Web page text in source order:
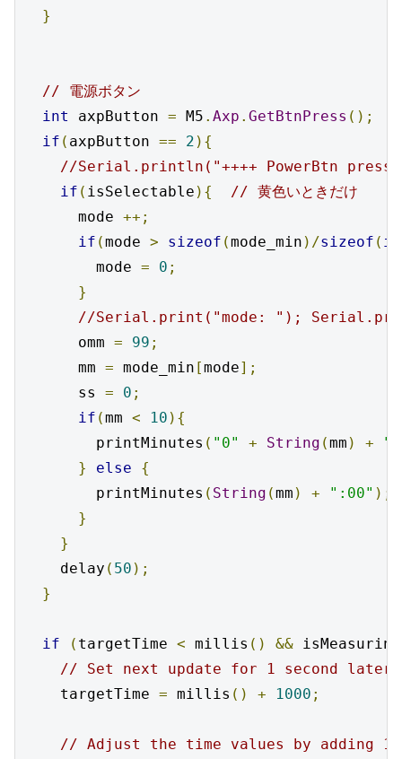
}
// 電源ボタン
int
axpButton = M5 . Axp . GetBtnPress ();
if ( axpButton == 2 ){
//Serial.println("++++ PowerBtn
if ( isSelectable ){
// 黄色いときだけ
      mode
++;
if (mode > sizeof (mode_min )/sizeof (
        mode
= 0 ;
}
//Serial.print("mode: ");
      omm
= 99 ;
      mm
= mode_min [mode];
      ss
= 0 ;
if (mm < 10 ){
        printMinutes
( "0" + String (mm ) +
}
else
{
        printMinutes
( String (mm ) + ":00" );
}
}
    delay
( 50 );
}
if ( targetTime < millis () &&
// Set next update for 1 second later
    targetTime
= millis () + 1000 ;
// Adjust the time values by adding 1